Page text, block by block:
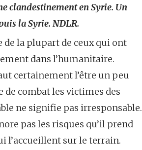
clandestinement en Syrie. Un
la Syrie. NDLR.
de la plupart de ceux qui ont
dans l’humanitaire.
certainement l’être un peu
de combat les victimes des
ne signifie pas irresponsable.
pas les risques qu’il prend
l’accueillent sur le terrain.